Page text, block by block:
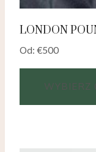
LONDON
Od: €500
WYBIERZ